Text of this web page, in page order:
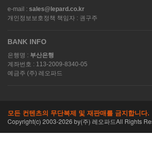
e-mail : sales@lepard.co.kr
개인정보보호정책 책임자 : 권구주
BANK INFO
은행명 : 부산은행
계좌번호 : 113-2009-8340-05
예금주 (주) 레오파드
모든 컨텐츠의 무단복제 및 재판매를 금지합니다.
Copyright(c) 2003-2026 by(주) 레오파드All Rights